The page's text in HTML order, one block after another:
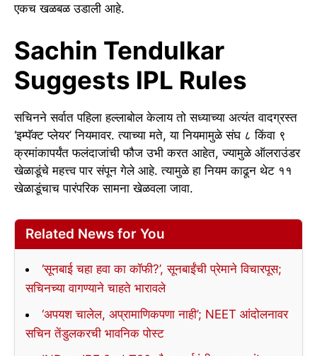
एकच खळबळ उडाली आहे.
Sachin Tendulkar
Suggests IPL Rules
सचिनने सर्वात पहिला हल्लाबोल केलाय तो सध्याच्या अत्यंत वादग्रस्त
‘इम्पॅक्ट प्लेयर’ नियमावर. त्याच्या मते, या नियमामुळे संघ ८ किंवा ९
क्रमांकापर्यंत फलंदाजांची फौज उभी करत आहेत, ज्यामुळे ऑलराउंडर
खेळाडूंचे महत्त्व पार संपून गेले आहे. त्यामुळे हा नियम काढून थेट ११
खेळाडूंचाच पारंपरिक सामना खेळवला जावा.
Related News for You
‘सूनबाई चहा हवा का कॉफी?’, सूनबाईंची प्रेमाने विचारपूस;
सचिनच्या वागण्याने चाहते भारावले
‘अपयश चालेल, अप्रामाणिकपणा नाही’; NEET आंदोलनावर
सचिन तेंडुलकरची भावनिक पोस्ट